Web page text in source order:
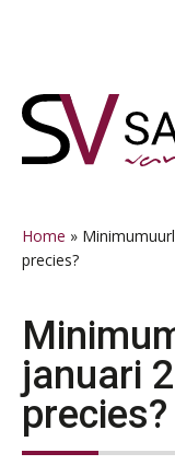
naar
hoofdnavigatie
naar
hoofd
naar
eerste
naar
voettekst
Home »
precies?
januari
precies?